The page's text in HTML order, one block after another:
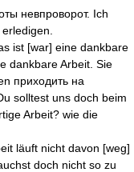
невпроворот. Ich
ist [war] eine dankbare
dankbare Arbeit. Sie
приходить на
solltest uns doch beim
Arbeit? wie die
läuft nicht davon [weg]
doch nicht so zu